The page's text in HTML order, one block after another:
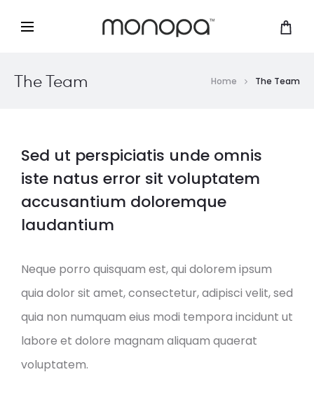
The Team Home The Team
Sed ut perspiciatis unde omnis
iste natus error sit voluptatem
accusantium doloremque
laudantium
Neque porro quisquam est, qui dolorem ipsum
quia dolor sit amet, consectetur, adipisci velit, sed
quia non numquam eius modi tempora incidunt ut
labore et dolore magnam aliquam quaerat
voluptatem.